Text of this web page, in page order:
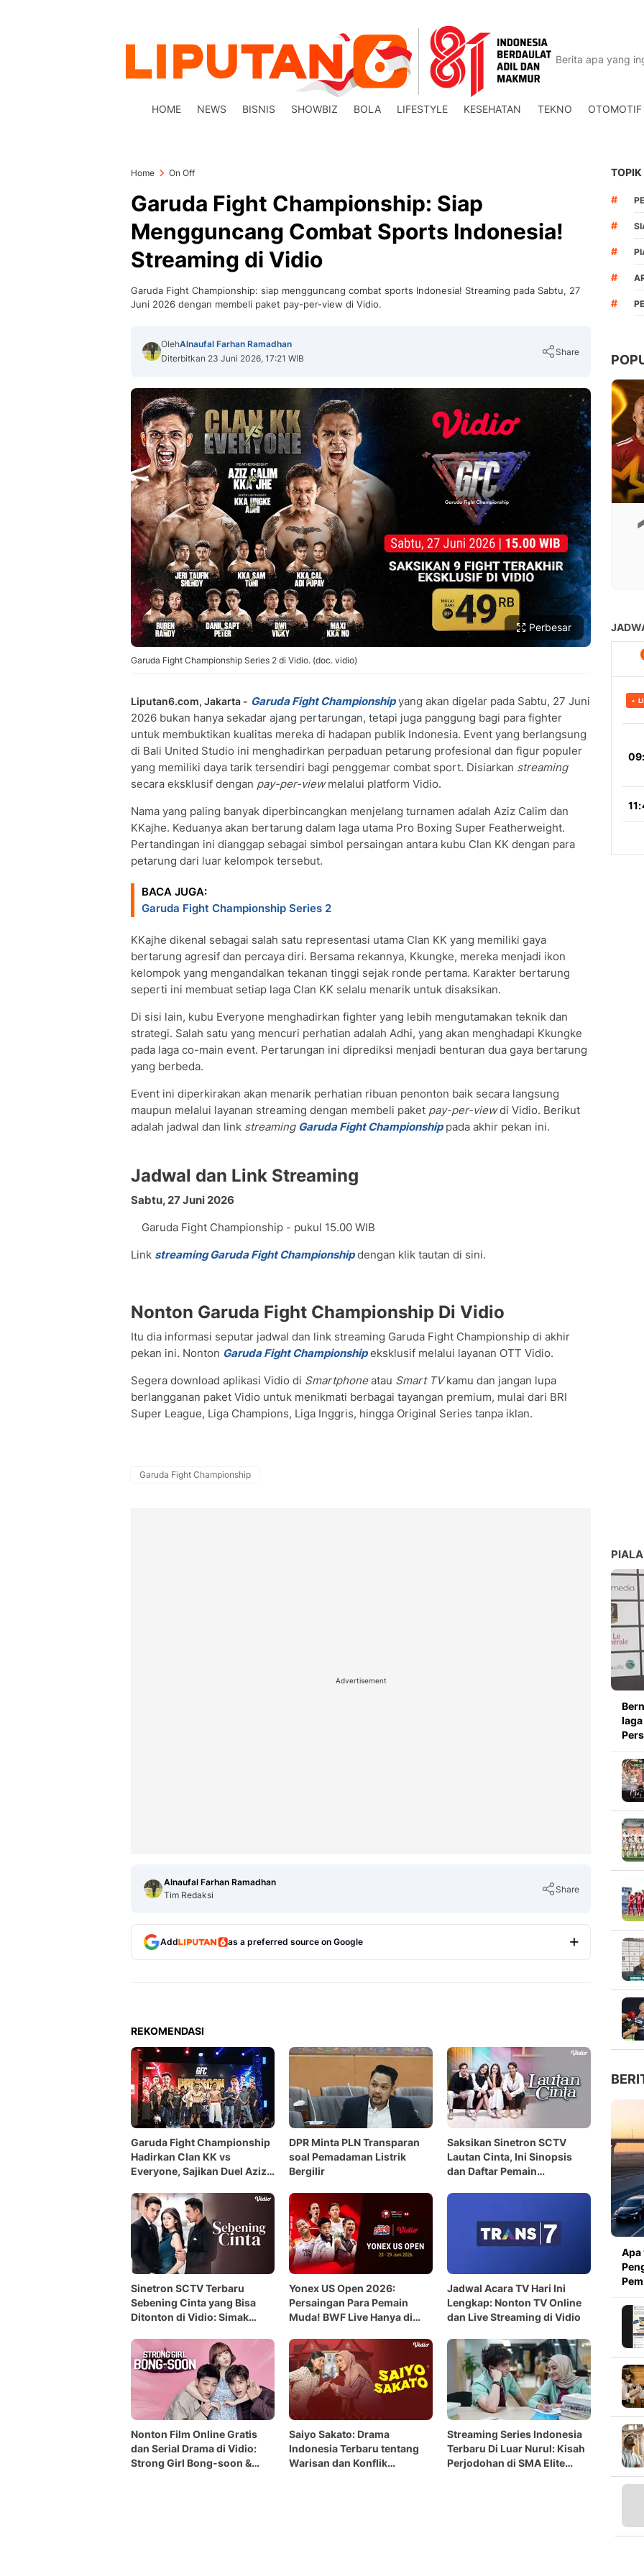
HOME NEWS BISNIS SHOWBIZ BOLA LIFESTYLE KESEHATAN TEKNO OTOMOTIF
Home On Off
Garuda Fight Championship: Siap
Mengguncang Combat Sports Indonesia!
Streaming di Vidio
Garuda Fight Championship: siap mengguncang combat sports Indonesia! Streaming pada Sabtu, 27
Juni 2026 dengan membeli paket pay-per-view di Vidio.
OlehAlnaufal Farhan Ramadhan
Diterbitkan 23 Juni 2026, 17:21 WIB
Share
Copy Link
Perbesar
Garuda Fight Championship Series 2 di Vidio. (doc. vidio)
Liputan6.com, Jakarta - Garuda Fight Championshipyang akan digelar pada Sabtu, 27 Juni
2026 bukan hanya sekadar ajang pertarungan, tetapi juga panggung bagi para fighter
untuk membuktikan kualitas mereka di hadapan publik Indonesia. Event yang berlangsung
di Bali United Studio ini menghadirkan perpaduan petarung profesional dan figur populer
yang memiliki daya tarik tersendiri bagi penggemar combat sport. Disiarkan streaming
secara eksklusif dengan pay-per-viewmelalui platform Vidio.
Nama yang paling banyak diperbincangkan menjelang turnamen adalah Aziz Calim dan
KKajhe. Keduanya akan bertarung dalam laga utama Pro Boxing Super Featherweight.
Pertandingan ini dianggap sebagai simbol persaingan antara kubu Clan KK dengan para
petarung dari luar kelompok tersebut.
BACA JUGA:
Garuda Fight Championship Series 2
KKajhe dikenal sebagai salah satu representasi utama Clan KK yang memiliki gaya
bertarung agresif dan percaya diri. Bersama rekannya, Kkungke, mereka menjadi ikon
kelompok yang mengandalkan tekanan tinggi sejak ronde pertama. Karakter bertarung
seperti ini membuat setiap laga Clan KK selalu menarik untuk disaksikan.
Di sisi lain, kubu Everyone menghadirkan fighter yang lebih mengutamakan teknik dan
strategi. Salah satu yang mencuri perhatian adalah Adhi, yang akan menghadapi Kkungke
pada laga co-main event. Pertarungan ini diprediksi menjadi benturan dua gaya bertarung
yang berbeda.
Event ini diperkirakan akan menarik perhatian ribuan penonton baik secara langsung
maupun melalui layanan streaming dengan membeli paket pay-per-viewdi Vidio. Berikut
adalah jadwal dan link streaming Garuda Fight Championshippada akhir pekan ini.
Jadwal dan Link Streaming
Sabtu, 27 Juni 2026
Garuda Fight Championship - pukul 15.00 WIB
Link streaming Garuda Fight Championshipdengan klik tautan di sini.
Nonton Garuda Fight Championship Di Vidio
Itu dia informasi seputar jadwal dan link streaming Garuda Fight Championship di akhir
pekan ini. Nonton Garuda Fight Championshipeksklusif melalui layanan OTT Vidio.
Segera download aplikasi Vidio di Smartphoneatau Smart TVkamu dan jangan lupa
berlangganan paket Vidio untuk menikmati berbagai tayangan premium, mulai dari BRI
Super League, Liga Champions, Liga Inggris, hingga Original Series tanpa iklan.
Garuda Fight Championship
Advertisement
Alnaufal Farhan Ramadhan
Tim Redaksi
Share
Add as a preferred source on Google
REKOMENDASI
Garuda Fight Championship
Hadirkan Clan KK vs
Everyone, Sajikan Duel Aziz
DPR Minta PLN Transparan
soal Pemadaman Listrik
Bergilir
Saksikan Sinetron SCTV
Lautan Cinta, Ini Sinopsis
dan Daftar Pemain
Sinetron SCTV Terbaru
Sebening Cinta yang Bisa
Ditonton di Vidio: Simak
Tayangnya
Yonex US Open 2026:
Persaingan Para Pemain
Muda! BWF Live Hanya di
Jadwal Acara TV Hari Ini
Lengkap: Nonton TV Online
dan Live Streaming di Vidio
Nonton Film Online Gratis
dan Serial Drama di Vidio:
Strong Girl Bong-soon &
Saiyo Sakato: Drama
Indonesia Terbaru tentang
Warisan dan Konflik
Streaming Series Indonesia
Terbaru Di Luar Nurul: Kisah
Perjodohan di SMA Elite
TOPIK
#
#
#
#
#
Apa